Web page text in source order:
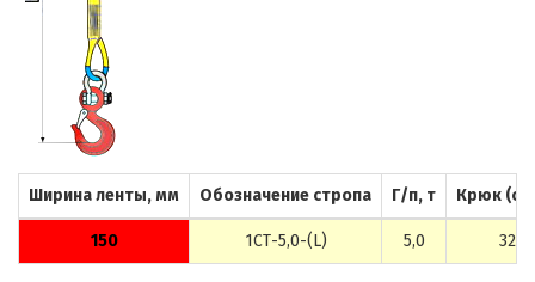
Ширина ленты, мм Обозначение стропа Г/п, т Крюк
150 1СТ-5,0-(L) 5,0